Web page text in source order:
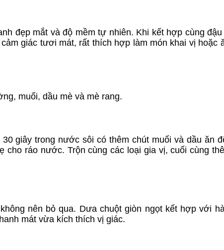
đẹp mắt và độ mềm tự nhiên. Khi kết hợp cùng đậu
giác tươi mát, rất thích hợp làm món khai vị hoặc
muối, dầu mè và mè rang.
giây trong nước sôi có thêm chút muối và dầu ăn
ráo nước. Trộn cùng các loại gia vị, cuối cùng
nên bỏ qua. Dưa chuột giòn ngọt kết hợp với
mát vừa kích thích vị giác.